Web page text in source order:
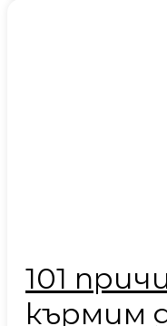
101
кърмим